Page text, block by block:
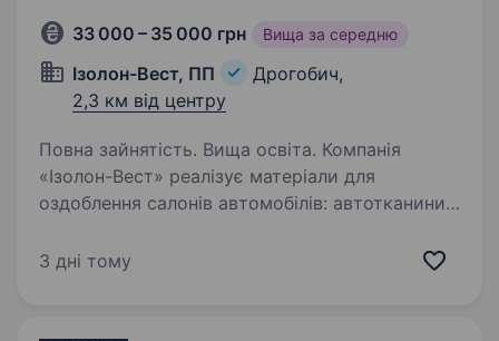
33 000 – 35 000 грн Вища за середню
Ізолон-Вест, ПП
Дрогобич,
2,3 км від центру
Повна зайнятість. Вища освіта. Компанія
«Ізолон-Вест» реалізує матеріали для
оздоблення салонів автомобілів: автотканини,
продукцію, а також займається виробництвом
3 дні тому